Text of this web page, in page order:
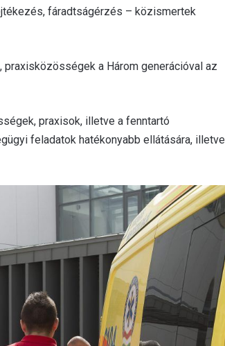
fáradtságérzés – közismertek
a Három generációval az
praxisok, illetve a fenntartó
feladatok hatékonyabb ellátására, illetve